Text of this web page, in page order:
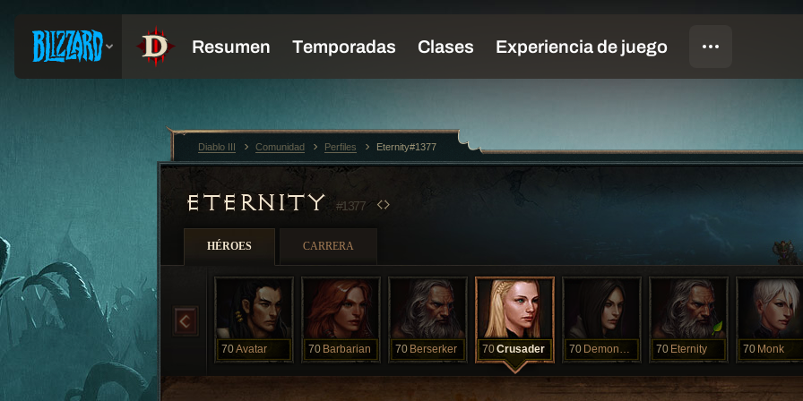
ETERNITY #1377
HÉROES CARRERA
70Avatar 70 Barbarian 70 Berserker 70Crusader 70 DemonHunter 70 Eternity 70 Monk
Diablo III Comunidad Perfiles Eternity#1377